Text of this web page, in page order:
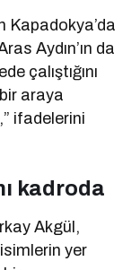
Kapadokya’da
Aydın’ın da
çalıştığını
araya
ifadelerini
kadroda
Akgül,
yer